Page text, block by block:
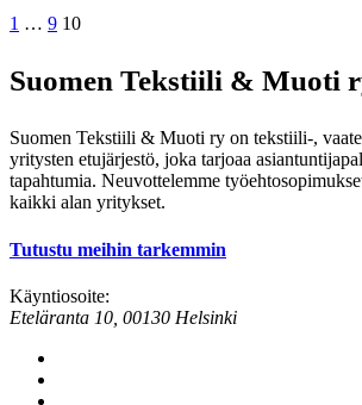
Artikkelien
1 … 9 10
Suomen Tekstiili & Muoti
Suomen Tekstiili & Muoti ry on tekstiili-,
yritysten etujärjestö, joka tarjoaa
tapahtumia. Neuvottelemme
kaikki alan yritykset.
Tutustu meihin tarkemmin
Käyntiosoite:
Eteläranta 10, 00130 Helsinki